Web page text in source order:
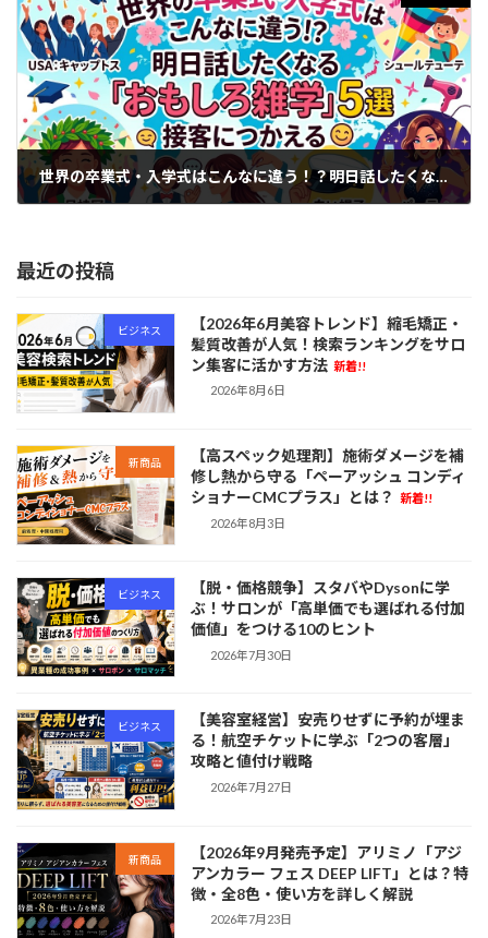
世界の卒業式・入学式はこんなに違う！？明日話したくなる「おもしろ雑学」5選
最近の投稿
ビジネス
【2026年6月美容トレンド】縮毛矯正・
髪質改善が人気！検索ランキングをサロ
ン集客に活かす方法 新着!!
2026年8月6日
新商品
【高スペック処理剤】施術ダメージを補
修し熱から守る「ペーアッシュ コンディ
ショナーCMCプラス」とは？
新着!!
2026年8月3日
ビジネス
【脱・価格競争】スタバやDysonに学
ぶ！サロンが「高単価でも選ばれる付加
価値」をつける10のヒント
2026年7月30日
ビジネス
【美容室経営】安売りせずに予約が埋ま
る！航空チケットに学ぶ「2つの客層」
攻略と値付け戦略
2026年7月27日
新商品
【2026年9月発売予定】アリミノ「アジ
アンカラー フェス DEEP LIFT」とは？特
徴・全8色・使い方を詳しく解説
2026年7月23日